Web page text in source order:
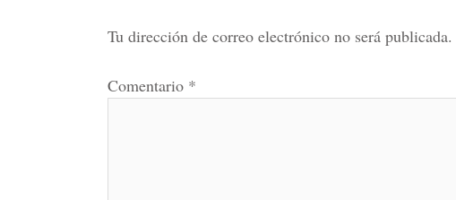
Tu dirección de correo electrónico no será publicada.
Comentario *